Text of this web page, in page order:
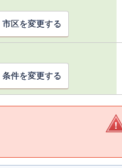
市区を変更する
条件を変更する